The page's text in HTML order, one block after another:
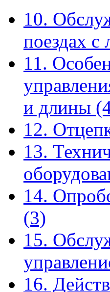
10.
поездах с
11.
и длины
12.
13.
14.
(3)
15.
16.